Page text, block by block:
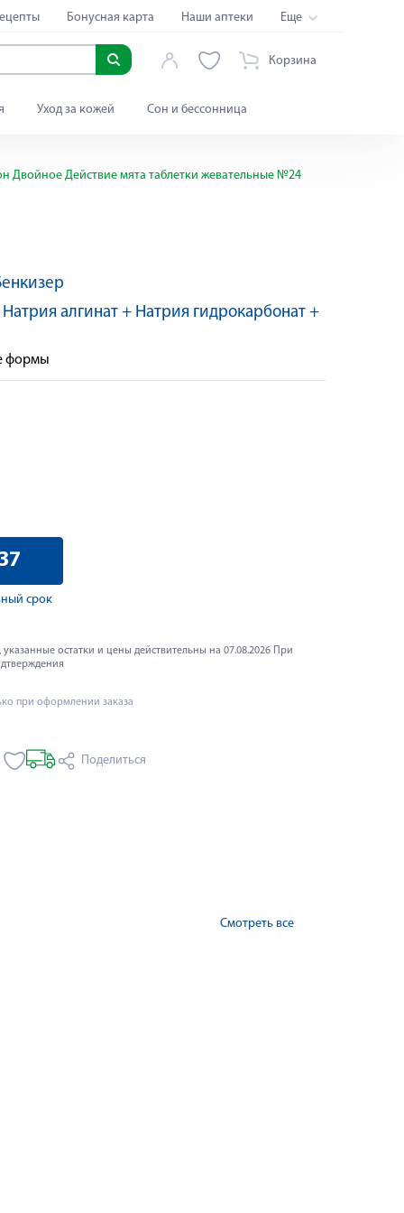
Бонусная карта Наши аптеки Еще
Корзина
Уход за кожей Сон и бессонница
Двойное Действие мята таблетки жевательные №24
Натрия алгинат + Натрия гидрокарбонат +
формы
срок
остатки и цены действительны на 07.08.2026 При
при оформлении заказа
Поделиться
Смотреть все